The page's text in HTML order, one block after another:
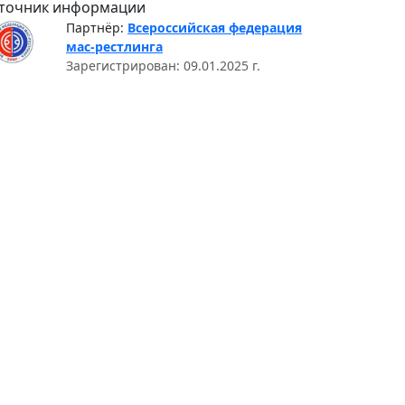
информации
Партнёр: Всероссийская федерация
мас-рестлинга
Зарегистрирован: 09.01.2025 г.